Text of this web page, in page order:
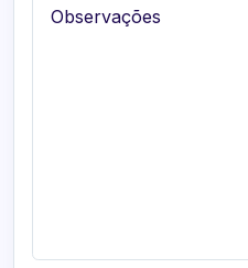
Observações